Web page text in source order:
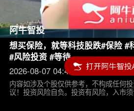
阿牛智投
想买保险，就等科技股跌#保险 #
#风险投资 #等待
2026-08-07 04:45
内容如涉及个股仅供参考，不构成任何
议！投资风险自负。投资有风险，入市须